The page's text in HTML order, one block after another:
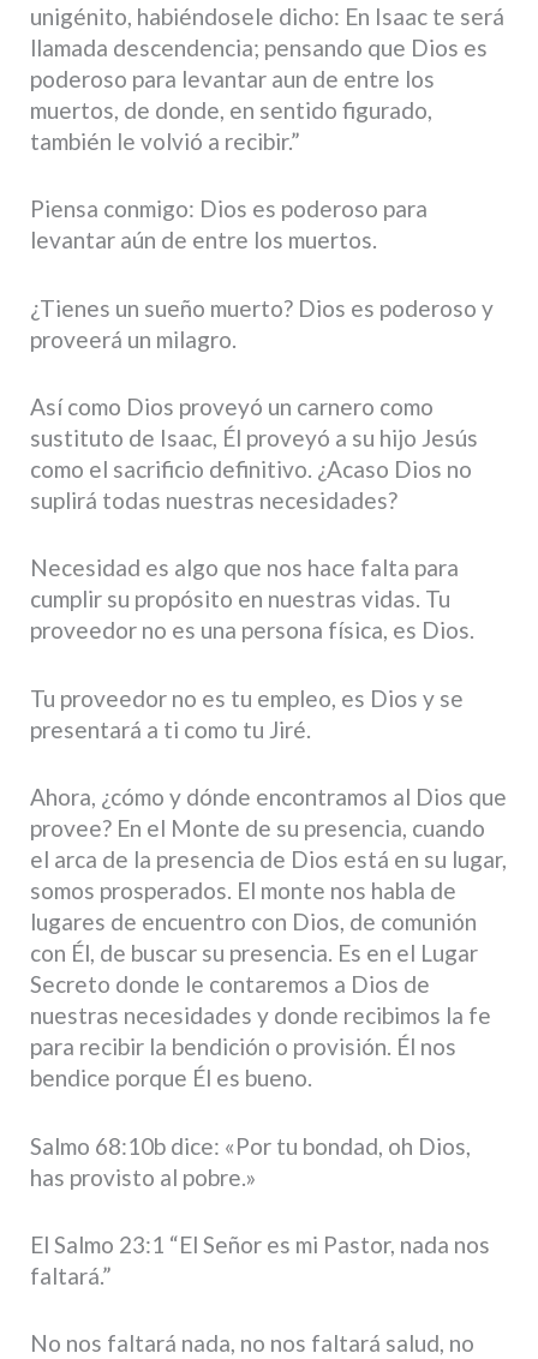
unigénito, habiéndosele dicho: En Isaac te será
llamada descendencia; pensando que Dios es
poderoso para levantar aun de entre los
muertos, de donde, en sentido figurado,
también le volvió a recibir.”
Piensa conmigo: Dios es poderoso para
levantar aún de entre los muertos.
¿Tienes un sueño muerto? Dios es poderoso y
proveerá un milagro.
Así como Dios proveyó un carnero como
sustituto de Isaac, Él proveyó a su hijo Jesús
como el sacrificio definitivo. ¿Acaso Dios no
suplirá todas nuestras necesidades?
Necesidad es algo que nos hace falta para
cumplir su propósito en nuestras vidas. Tu
proveedor no es una persona física, es Dios.
Tu proveedor no es tu empleo, es Dios y se
presentará a ti como tu Jiré.
Ahora, ¿cómo y dónde encontramos al Dios que
provee? En el Monte de su presencia, cuando
el arca de la presencia de Dios está en su lugar,
somos prosperados. El monte nos habla de
lugares de encuentro con Dios, de comunión
con Él, de buscar su presencia. Es en el Lugar
Secreto donde le contaremos a Dios de
nuestras necesidades y donde recibimos la fe
para recibir la bendición o provisión. Él nos
bendice porque Él es bueno.
Salmo 68:10b dice: «Por tu bondad, oh Dios,
has provisto al pobre.»
El Salmo 23:1 “El Señor es mi Pastor, nada nos
faltará.”
No nos faltará nada, no nos faltará salud, no